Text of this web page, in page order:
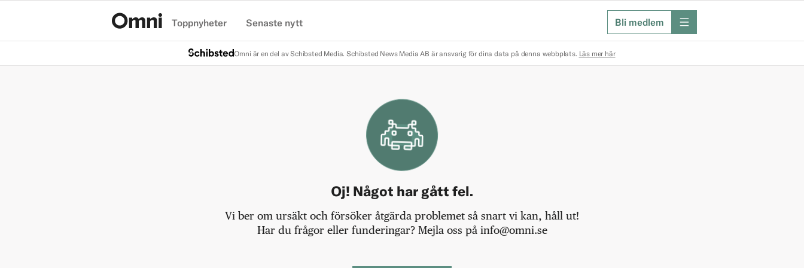
Toppnyheter Senaste nytt Bli medlem meny
Omni är en del av Schibsted Media. Schibsted News Media AB är ansvarig för dina data på denna webbplats. Läs mer här
Oj! Något har gått fel.
Vi ber om ursäkt och försöker åtgärda problemet så snart vi kan, håll ut!
Har du frågor eller funderingar? Mejla oss på info@omni.se